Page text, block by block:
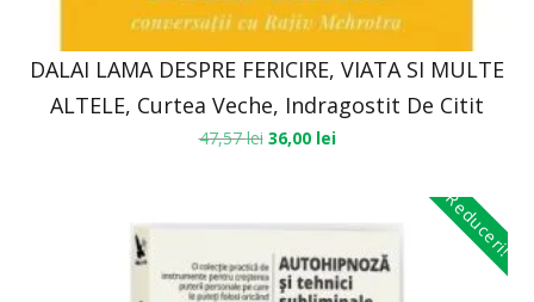
DALAI LAMA DESPRE FERICIRE, VIATA SI MULTE
ALTELE, Curtea Veche, Indragostit De Citit
47,57lei 36,00 lei
Reduceri!